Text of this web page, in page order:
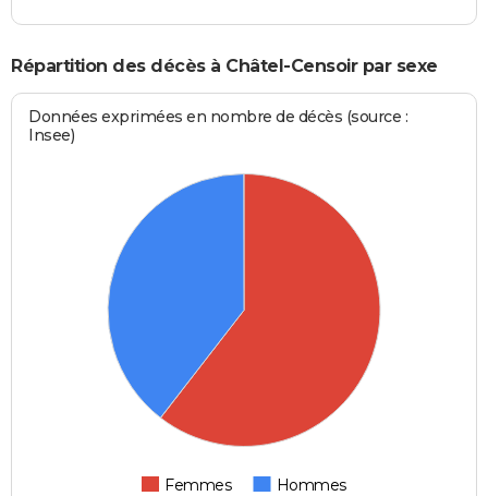
Répartition des décès à Châtel-Censoir par sexe
Données exprimées en nombre de décès (source :
Insee)
Femmes Hommes